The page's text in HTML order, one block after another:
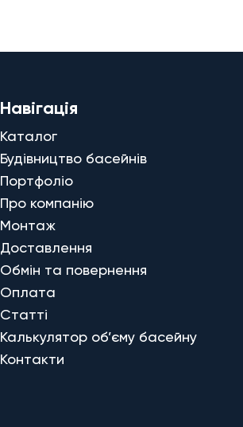
Навігація
Каталог
Будівництво басейнів
Портфоліо
Про компанію
Монтаж
Доставлення
Обмін та повернення
Оплата
Статті
Калькулятор об’єму басейну
Контакти